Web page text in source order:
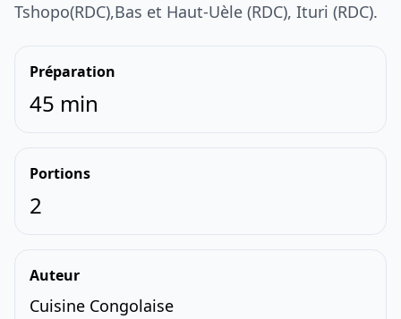
Tshopo(RDC),Bas et Haut-Uèle (RDC), Ituri (RDC).
Préparation
45 min
Portions
2
Auteur
Cuisine Congolaise